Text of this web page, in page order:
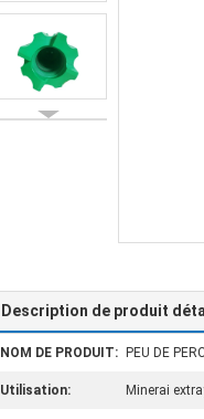
Description de produit
NOM DE PRODUIT: PEU DE
Utilisation: Minerai